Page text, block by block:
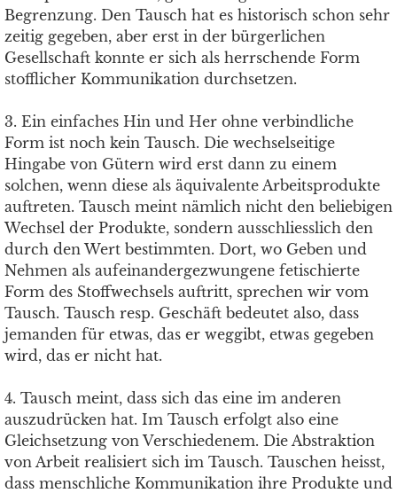
Begrenzung. Den Tausch hat es historisch schon sehr
zeitig gegeben, aber erst in der bürgerlichen
Gesellschaft konnte er sich als herrschende Form
stofflicher Kommunikation durchsetzen.
3. Ein einfaches Hin und Her ohne verbindliche
Form ist noch kein Tausch. Die wechselseitige
Hingabe von Gütern wird erst dann zu einem
solchen, wenn diese als äquivalente Arbeitsprodukte
auftreten. Tausch meint nämlich nicht den beliebigen
Wechsel der Produkte, sondern ausschliesslich den
durch den Wert bestimmten. Dort, wo Geben und
Nehmen als aufeinandergezwungene fetischierte
Form des Stoffwechsels auftritt, sprechen wir vom
Tausch. Tausch resp. Geschäft bedeutet also, dass
jemanden für etwas, das er weggibt, etwas gegeben
wird, das er nicht hat.
4. Tausch meint, dass sich das eine im anderen
auszudrücken hat. Im Tausch erfolgt also eine
Gleichsetzung von Verschiedenem. Die Abstraktion
von Arbeit realisiert sich im Tausch. Tauschen heisst,
dass menschliche Kommunikation ihre Produkte und